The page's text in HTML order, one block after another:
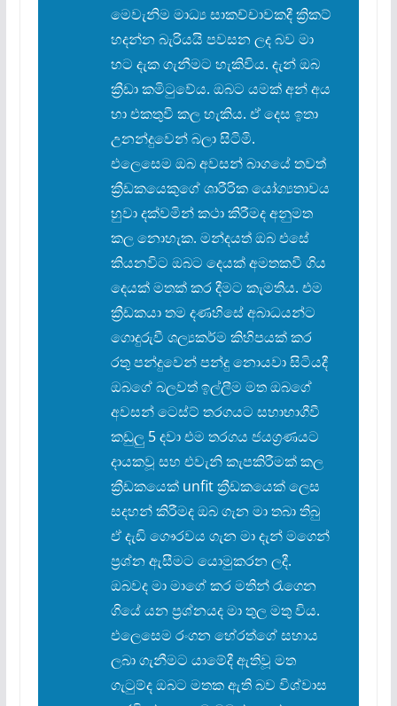
මෙවැනිම මාධ්ය සාකච්චාවකදී ක්රිකට්
හදන්න බැරියයි පවසන ලද බව මා
හට දැක ගැනීමට හැකිවිය. දැන් ඔබ
ක්රීඩා කමිටුවේය. ඔබට යමක් අන් අය
හා එකතුවී කල හැකිය. ඒ දෙස ඉතා
උනන්දුවෙන් බලා සිටිමි.
එලෙසෙම ඔබ අවසන් බාගයේ තවත්
ක්රීඩකයෙකුගේ ශාරීරික යෝග්යතාවය
හුවා දක්වමින් කථා කිරීමද අනුමත
කල නොහැක. මන්දයත් ඔබ එසේ
කියනවිට ඔබට දෙයක් අමතකවී ගිය
දෙයක් මතක් කර දීමට කැමතිය. එම
ක්රීඩකයා තම දණහිසේ අබාධයන්ට
ගොදුරුවී ශල්යකර්ම කිහිපයක් කර
රතු පන්දුවෙන් පන්දු නොයවා සිටියදී
ඔබගේ බලවත් ඉල්ලීම මත ඔබගේ
අවසන් ටෙස්ට් තරගයට සහාභාගීවී
කඩුලු 5 දවා එම තරගය ජයග්රණයට
දායකවූ සහ එවැනි කැපකිරීමක් කල
ක්රීඩකයෙක් unfit ක්රීඩකයෙක් ලෙස
සදහන් කිරීමද ඔබ ගැන මා තබා තිබු
ඒ දැඩි ගෞරවය ගැන මා දැන් මගෙන්
ප්රශ්න ඇසීමට යොමුකරන ලදී.
ඔබවද මා මාගේ කර මතින් රැගෙන
ගියේ යන ප්රශ්නයද මා තුල මතු විය.
එලෙසෙම රංගන හේරත්ගේ සහාය
ලබා ගැනීමට යාමේදී ඇතිවූ මත
ගැටුම්ද ඔබට මතක ඇති බව විශ්වාස